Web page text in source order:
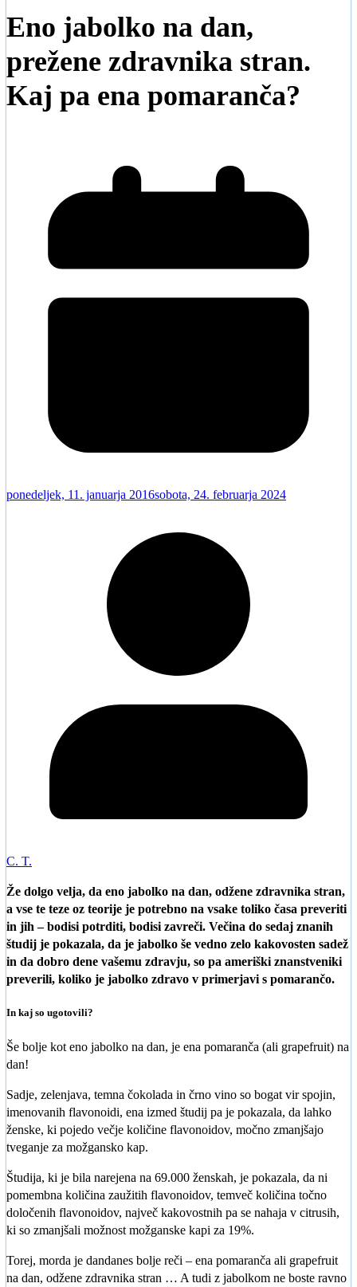
Eno jabolko na dan,
prežene zdravnika stran.
Kaj pa ena pomaranča?
ponedeljek, 11. januarja 2016sobota, 24. februarja 2024
C. T.
Že dolgo velja, da eno jabolko na dan, odžene zdravnika stran,
a vse te teze oz teorije je potrebno na vsake toliko časa preveriti
in jih – bodisi potrditi, bodisi zavreči. Večina do sedaj znanih
študij je pokazala, da je jabolko še vedno zelo kakovosten sadež
in da dobro dene vašemu zdravju, so pa ameriški znanstveniki
preverili, koliko je jabolko zdravo v primerjavi s pomarančo.
In kaj so ugotovili?
Še bolje kot eno jabolko na dan, je ena pomaranča (ali grapefruit) na
dan!
Sadje, zelenjava, temna čokolada in črno vino so bogat vir spojin,
imenovanih flavonoidi, ena izmed študij pa je pokazala, da lahko
ženske, ki pojedo večje količine flavonoidov, močno zmanjšajo
tveganje za možgansko kap.
Študija, ki je bila narejena na 69.000 ženskah, je pokazala, da ni
pomembna količina zaužitih flavonoidov, temveč količina točno
določenih flavonoidov, največ kakovostnih pa se nahaja v citrusih,
ki so zmanjšali možnost možganske kapi za 19%.
Torej, morda je dandanes bolje reči – ena pomaranča ali grapefruit
na dan, odžene zdravnika stran … A tudi z jabolkom ne boste ravno